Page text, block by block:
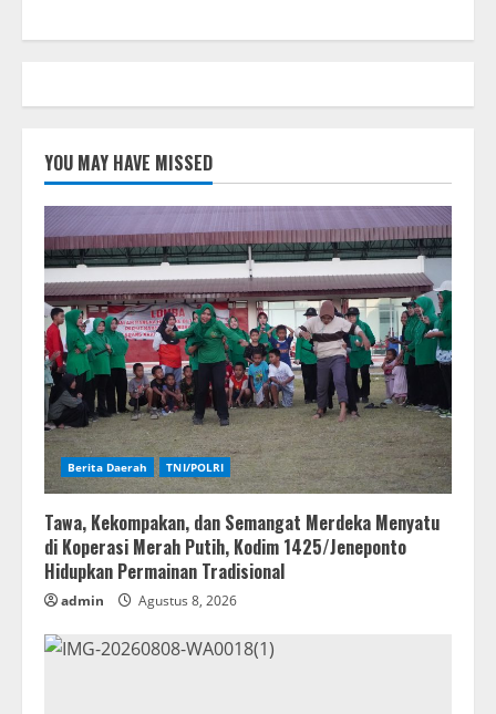
YOU MAY HAVE MISSED
Berita Daerah TNI/POLRI
Tawa, Kekompakan, dan Semangat Merdeka Menyatu
di Koperasi Merah Putih, Kodim 1425/Jeneponto
Hidupkan Permainan Tradisional
admin Agustus 8, 2026